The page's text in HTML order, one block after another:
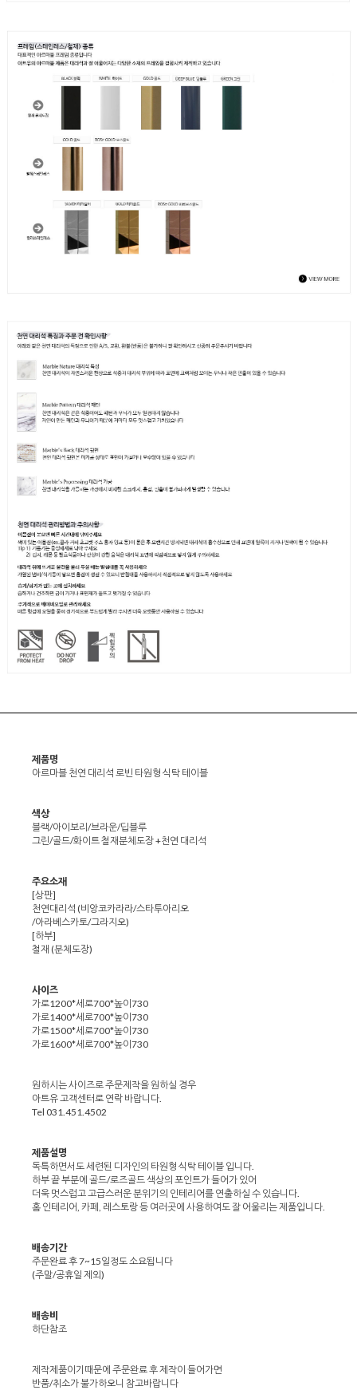
제품명
아르마블 천연 대리석 로빈 타원형 식탁 테이블
색상
블랙/아이보리/브라운/딥블루
그린/골드/화이트 철재분체도장 +천연 대리석
주요소재
[상판]
천연대리석 (비앙코카라라/스타투아리오
/아라베스카토/그라지오)
[하부]
철재 (분체도장)
사이즈
가로1200*세로700*높이730
가로1400*세로700*높이730
가로1500*세로700*높이730
가로1600*세로700*높이730
원하시는 사이즈로 주문제작을 원하실 경우
아트유 고객센터로 연락 바랍니다.
Tel 031.451.4502
제품설명
독특하면서도 세련된 디자인의 타원형 식탁 테이블 입니다.
하부 끝 부분에 골드/로즈골드 색상의 포인트가 들어가 있어
더욱 멋스럽고 고급스러운 분위기의 인테리어를 연출하실 수 있습니다.
홈 인테리어, 카페, 레스토랑 등 여러곳에 사용하여도 잘 어울리는 제품입니다.
배송기간
주문완료 후 7~15일정도 소요됩니다
(주말/공휴일 제외)
배송비
하단참조
제작제품이기때문에 주문완료 후 제작이 들어가면
반품/취소가 불가하오니 참고바랍니다